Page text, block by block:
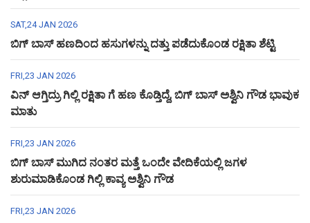
SAT,24 JAN 2026
ಬಿಗ್ ಬಾಸ್ ಹಣದಿಂದ ಹಸುಗಳನ್ನು ದತ್ತು ಪಡೆದುಕೊಂಡ ರಕ್ಷಿತಾ ಶೆಟ್ಟಿ
FRI,23 JAN 2026
ವಿನ್ ಆಗ್ತಿದ್ರು ಗಿಲ್ಲಿ ರಕ್ಷಿತಾ ಗೆ ಹಣ ಕೊಡ್ತಿದ್ದೆ, ಬಿಗ್ ಬಾಸ್ ಅಶ್ವಿನಿ ಗೌಡ ಭಾವುಕ
ಮಾತು
FRI,23 JAN 2026
ಬಿಗ್ ಬಾಸ್ ಮುಗಿದ ನಂತರ ಮತ್ತೆ ಒಂದೇ ವೇದಿಕೆಯಲ್ಲಿ ಜಗಳ
ಶುರುಮಾಡಿಕೊಂಡ ಗಿಲ್ಲಿ ಕಾವ್ಯ ಅಶ್ವಿನಿ ಗೌಡ
FRI,23 JAN 2026